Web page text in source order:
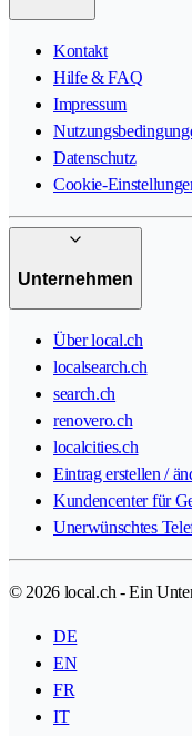
Kontakt
Hilfe & FAQ
Impressum
Datenschutz
Cookie-
Unternehmen
Über local.ch
localsearch.ch
search.ch
renovero.ch
localcities.ch
Eintrag erstellen /
Kundencenter für
Unerwünschtes
© 2026 local.ch - Ein
DE
EN
FR
IT